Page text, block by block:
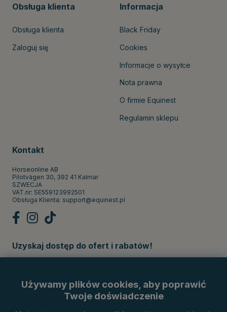
Obsługa klienta
Obsługa klienta
Zaloguj się
Informacja
Black Friday
Cookies
Informacje o wysyłce
Nota prawna
O firmie Equinest
Regulamin sklepu
Kontakt
Horseonline AB
Pilotvägen 30, 392 41 Kalmar
SZWECJA
VAT.nr: SE559123992501
Obsługa Klienta: support@equinest.pl
Uzyskaj dostęp do ofert i rabatów!
Używamy plików cookies, aby poprawić
Twoje doświadczenie